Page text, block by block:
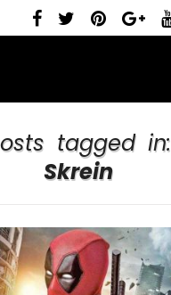
tagged in:
Skrein